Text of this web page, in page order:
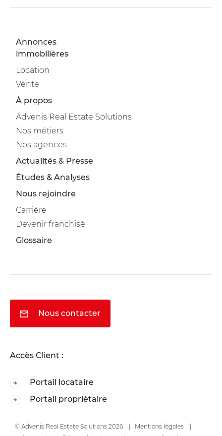
Annonces
immobilières
Location
Vente
À propos
Advenis Real Estate Solutions
Nos métiers
Nos agences
Actualités & Presse
Études & Analyses
Nous rejoindre
Carrière
Devenir franchisé
Glossaire
Nous contacter
Accès Client :
Portail locataire
Portail propriétaire
© Advenis Real Estate Solutions 2026
Mentions légales